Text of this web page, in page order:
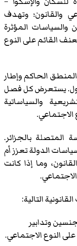
والقانون؛ وتهدف
والسياسات المؤثرة
القائم على النوع
الحاكم وإطار
و18 فصلًا للدول. يستعرض كل فصل
والسياساتية
الاجتماعي.
المتصلة بالجزائر.
الدولة تعزز أم
وما إذا كانت
التالية:
وتدابير
النوع الاجتماعي.